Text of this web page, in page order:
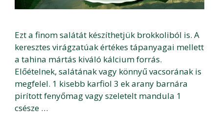
Ezt a finom salátát készíthetjük brokkoliból is. A
keresztes virágzatúak értékes tápanyagai mellett
a tahina mártás kiváló kálcium forrás.
Előételnek, salátának vagy könnyű vacsorának is
megfelel. 1 kisebb karfiol 3 ek arany barnára
pirított fenyőmag vagy szeletelt mandula 1
csésze …